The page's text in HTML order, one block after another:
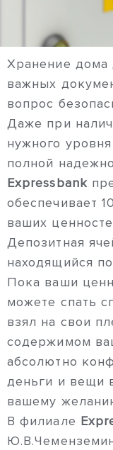
Хранение дома
важных
вопрос
Даже при
нужного
полной
Expressbank
обеспечивает
ваших
Депозитная
находящийся
Пока ваши
можете спать
взял на свои
содержимом
абсолютно
деньги и вещи
вашему
В филиале